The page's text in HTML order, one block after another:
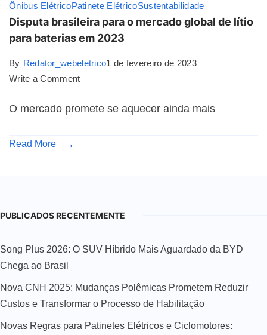
Ônibus ElétricoPatinete ElétricoSustentabilidade
Disputa brasileira para o mercado global de lítio
para baterias em 2023
By Redator_webeletrico1 de fevereiro de 2023
Write a Comment
O mercado promete se aquecer ainda mais
Read More
PUBLICADOS RECENTEMENTE
Song Plus 2026: O SUV Híbrido Mais Aguardado da BYD
Chega ao Brasil
Nova CNH 2025: Mudanças Polêmicas Prometem Reduzir
Custos e Transformar o Processo de Habilitação
Novas Regras para Patinetes Elétricos e Ciclomotores: